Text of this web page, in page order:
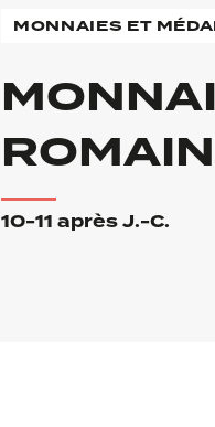
MONNAIES ET
10-11 après J.-C.